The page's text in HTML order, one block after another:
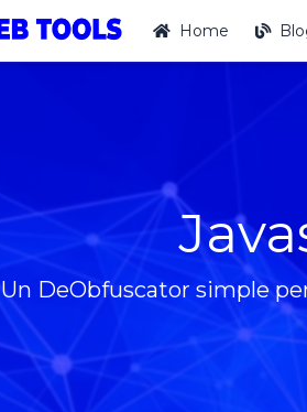
Home
Un DeObfuscator simple